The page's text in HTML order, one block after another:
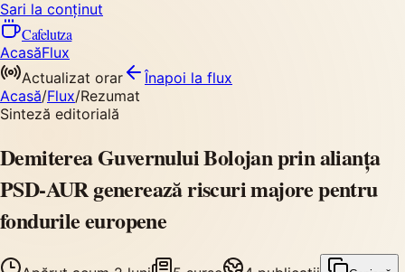
Sari la conținut
Cafelutza
AcasăFlux
Actualizat orar
Înapoi la flux
Acasă/Flux/Rezumat
Sinteză editorială
Demiterea Guvernului Bolojan prin alianța
PSD-AUR generează riscuri majore pentru
fondurile europene